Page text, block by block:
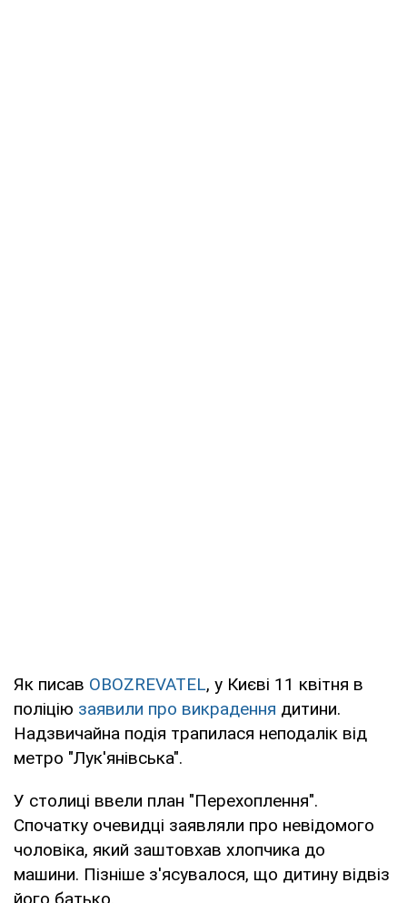
Як писав OBOZREVATEL, у Києві 11 квітня в
поліцію заявили про викрадення дитини.
Надзвичайна подія трапилася неподалік від
метро "Лук'янівська".
У столиці ввели план "Перехоплення".
Спочатку очевидці заявляли про невідомого
чоловіка, який заштовхав хлопчика до
машини. Пізніше з'ясувалося, що дитину відвіз
його батько.